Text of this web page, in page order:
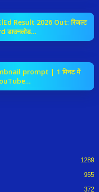
Result 2026 Out: रिजल्ट
डाउनलोड...
prompt | 1 मिनट में
1289
955
372